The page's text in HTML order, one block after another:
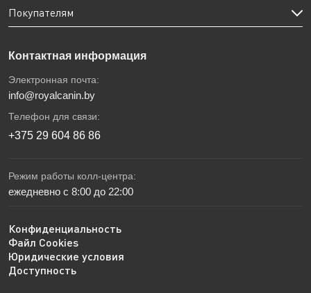
Покупателям
Контактная информация
Электронная почта:
info@royalcanin.by
Телефон для связи:
+375 29 604 86 86
Режим работы колл-центра:
ежедневно с 8:00 до 22:00
Конфиденциальность
Файл Cookies
Юридические условия
Доступность